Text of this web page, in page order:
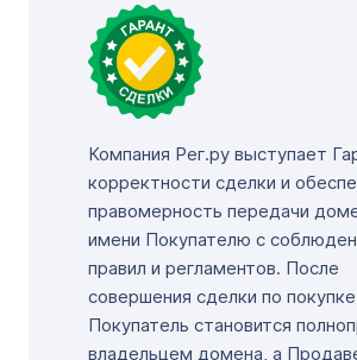
Компания Рег.ру выступает
корректности сделки и
правомерность передачи
имени Покупателю с
правил и регламентов. После
совершения сделки по
Покупатель становится
владельцем домена, а